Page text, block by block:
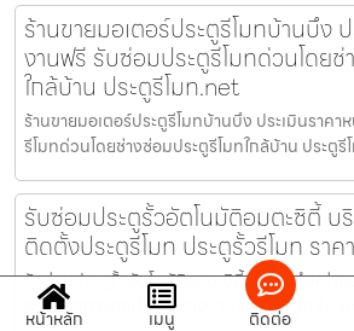
ร้านขายมอเตอร์ประตูรีโมทบ้านบึง
งานฟรี รับซ่อมประตูรีโมทด่วนโดยช่
ใกล้บ้าน ประตูรีโมท.net
ร้านขายมอเตอร์ประตูรีโมทบ้านบึง ประเมินราค
รีโมทด่วนโดยช่างซ่อมประตูรีโมทใกล้บ้าน ประตู
รับซ่อมประตูรั้วอัตโนมัติอมตะซิตี้ บ
ติดตั้งประตูรีโมท ประตูรั้วรีโมท ราค
รับซ่อมประตูรั้วอัตโนมัติอมตะซิตี้ บริการจำหน่าย
พร้อมบริการติดตั้ง แบบครบวงจร ราคาถูก รับซ่อ
หน้าหลัก เมนู ติดต่อ